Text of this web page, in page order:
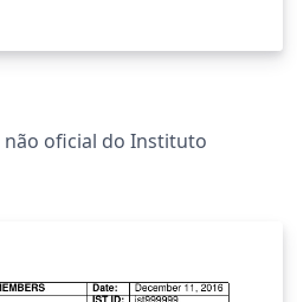
oficial do Instituto